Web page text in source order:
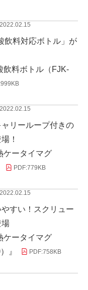
2022.02.15
飲料対応ボトル」が
飲料ボトル（FJK-
999KB
2022.02.15
リーループ付きの
！
ケータイマグ
PDF:779KB
2022.02.15
すい！スクリュー
場
ケータイマグ
』
PDF:758KB